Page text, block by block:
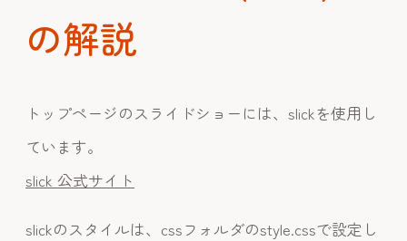
の解説
トップページのスライドショーには、slickを使用し
ています。
slick 公式サイト
slickのスタイルは、cssフォルダのstyle.cssで設定し